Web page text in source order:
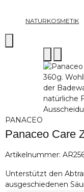
NATURKOSMETIK
PANACEO
Panaceo Care
Artikelnummer:
Unterstützt den
ausgeschiedenen